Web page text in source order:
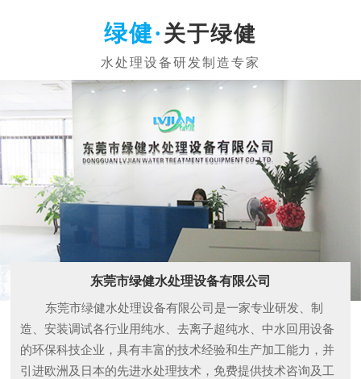
关于绿健
东莞市绿健水处理设备有限公司
东莞市绿健水处理设备有限公司是一家专业研发、制
造、安装调试各行业用纯水、去离子超纯水、中水回用设备
的环保科技企业，具有丰富的技术经验和生产加工能力，并
引进欧洲及日本的先进水处理技术，免费提供技术咨询及工